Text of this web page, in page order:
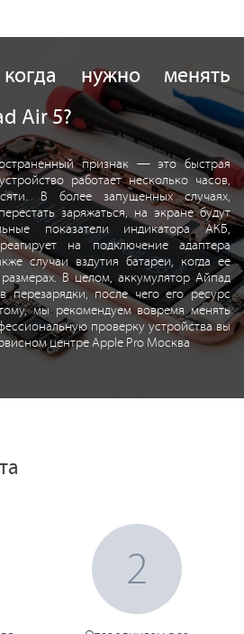
нужно менять
Air 5?
признак — это быстрая
работает несколько часов,
В более запущенных случаях,
заряжаться, на экране будут
показатели индикатора АКБ,
на подключение адаптера
случаи вздутия батареи, когда ее
В целом, аккумулятор Айпад
перезарядки, после чего его ресурс
мы рекомендуем вовремя менять
проверку устройства вы
центре Apple Pro Москва
2